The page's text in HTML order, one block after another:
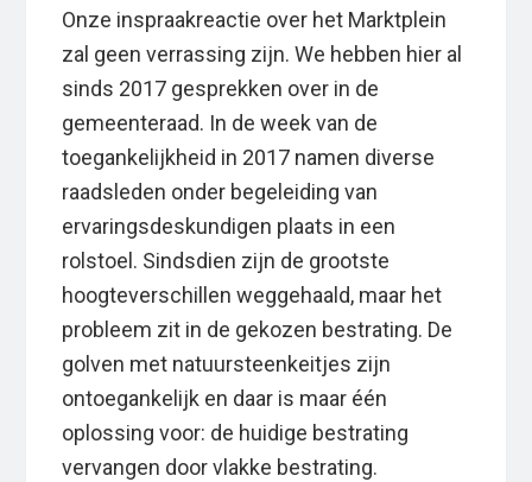
Onze inspraakreactie over het Marktplein
zal geen verrassing zijn. We hebben hier al
sinds 2017 gesprekken over in de
gemeenteraad. In de week van de
toegankelijkheid in 2017 namen diverse
raadsleden onder begeleiding van
ervaringsdeskundigen plaats in een
rolstoel. Sindsdien zijn de grootste
hoogteverschillen weggehaald, maar het
probleem zit in de gekozen bestrating. De
golven met natuursteenkeitjes zijn
ontoegankelijk en daar is maar één
oplossing voor: de huidige bestrating
vervangen door vlakke bestrating.